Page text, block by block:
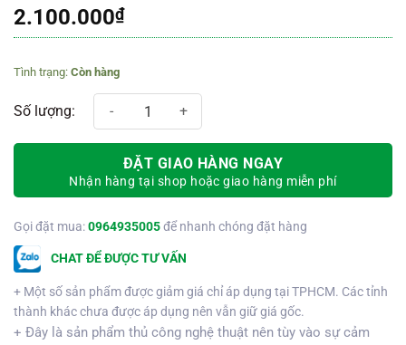
2.100.000₫
Còn hàng
Kệ hoa khai trương 834 số lượng
ĐẶT GIAO HÀNG NGAY
Nhận hàng tại shop hoặc giao hàng miễn phí
Gọi đặt mua:0964935005để nhanh chóng đặt hàng
CHAT ĐỂ ĐƯỢC TƯ VẤN
+ Một số sản phẩm được giảm giá chỉ áp dụng tại TPHCM. Các tỉnh
thành khác chưa được áp dụng nên vẫn giữ giá gốc.
+ Đây là sản phẩm thủ công nghệ thuật nên tùy vào sự cảm